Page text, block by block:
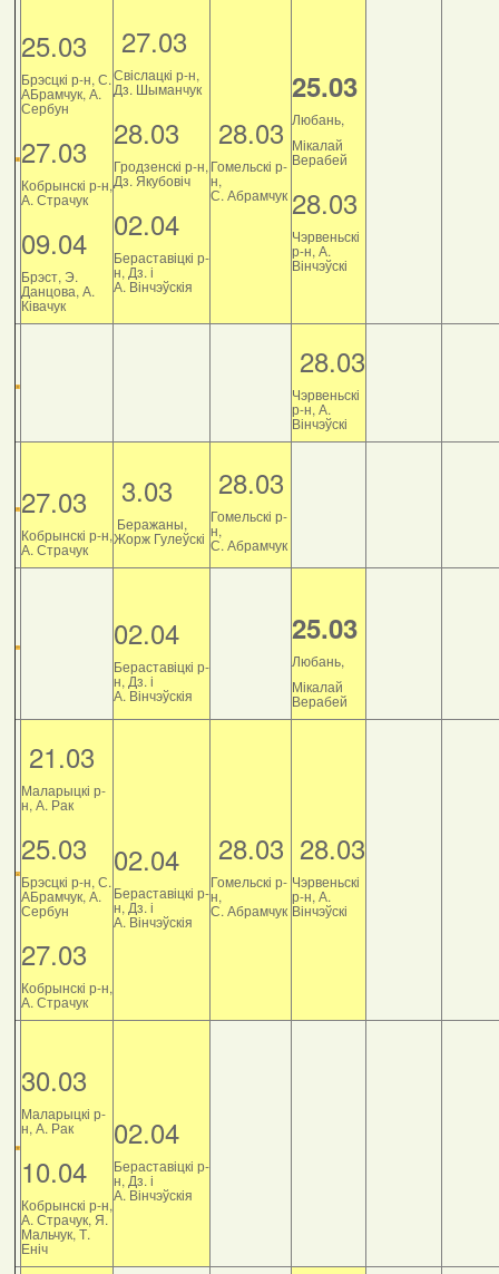
25.03
Брэсцкі р-н, С.
АБрамчук, А.
Сербун
27.03
Кобрынскі р-н,
А. Страчук
09.04
Брэст, Э.
Данцова, А.
Ківачук
27.03
Свіслацкі р-н,
Дз. Шыманчук
28.03
Гродзенскі р-н,
Дз. Якубовіч
02.04
Бераставіцкі р-
н, Дз. і
А. Вінчэўскія
28.03
Гомельскі р-
н,
С. Абрамчук
25.03
Любань,
Мікалай
Верабей
28.03
Чэрвеньскі
р-н, А.
Вінчэўскі
28.03
Чэрвеньскі
р-н, А.
Вінчэўскі
27.03
Кобрынскі р-н,
А. Страчук
3.03
Беражаны,
Жорж Гулеўскі
28.03
Гомельскі р-
н,
С. Абрамчук
02.04
Бераставіцкі р-
н, Дз. і
А. Вінчэўскія
25.03
Любань,
Мікалай
Верабей
21.03
Маларыцкі р-
н, А. Рак
25.03
Брэсцкі р-н, С.
АБрамчук, А.
Сербун
27.03
Кобрынскі р-н,
А. Страчук
02.04
Бераставіцкі р-
н, Дз. і
А. Вінчэўскія
28.03
Гомельскі р-
н,
С. Абрамчук
28.03
Чэрвеньскі
р-н, А.
Вінчэўскі
30.03
Маларыцкі р-
н, А. Рак
10.04
Кобрынскі р-н,
А. Страчук, Я.
Мальчук, Т.
Еніч
02.04
Бераставіцкі р-
н, Дз. і
А. Вінчэўскія